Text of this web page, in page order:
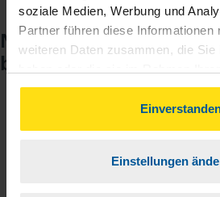
soziale Medien, Werbung und
Partner führen diese Informationen
weiteren Daten zusammen, die Sie
gesammelt haben. Indem Sie auf
können Sie der Verwendung von
unserer
Einstellungen
Noch keinen Zugang?
beantragen Sie ihn.
1